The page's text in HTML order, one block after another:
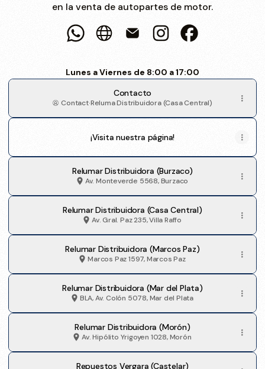
en la venta de autopartes de motor.
Lunes a Viernes de 8:00 a 17:00
Contacto
Contact·Reluma Distribuidora (Casa Central)
¡Visita nuestra página!
Relumar Distribuidora (Burzaco)
Av. Monteverde 5568, Burzaco
Relumar Distribuidora (Casa Central)
Av. Gral. Paz 235, Villa Raffo
Relumar Distribuidora (Marcos Paz)
Marcos Paz 1597, Marcos Paz
Relumar Distribuidora (Mar del Plata)
BLA, Av. Colón 5078, Mar del Plata
Relumar Distribuidora (Morón)
Av. Hipólito Yrigoyen 1028, Morón
Repuestos Vergara (Castelar)